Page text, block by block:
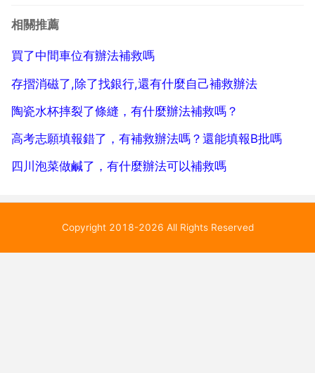
如果飲食毒素廢物垃圾食品吃多了，還會反覆出現痘
相關推薦
買了中間車位有辦法補救嗎
存摺消磁了,除了找銀行,還有什麼自己補救辦法
陶瓷水杯摔裂了條縫，有什麼辦法補救嗎？
高考志願填報錯了，有補救辦法嗎？還能填報B批嗎
四川泡菜做鹹了，有什麼辦法可以補救嗎
Copyright 2018-2026 All Rights Reserved